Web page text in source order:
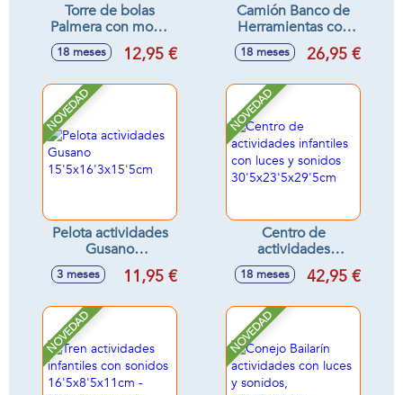
Torre de bolas
Palmera con mono
y accesorios
32x29'5x12'30cm
18 meses 12,95 €
Camión Banco de
Herramientas con
taladro y
accesorios, luces y
26'5x14'5x12cm
18 meses 26,95 €
NOVEDAD
Pelota actividades
Gusano
15'5x16'3x15'5cm
3 meses 11,95 €
NOVEDAD
Centro de
actividades
infantiles con luces
y sonidos
18 meses 42,95 €
NOVEDAD NOVEDAD